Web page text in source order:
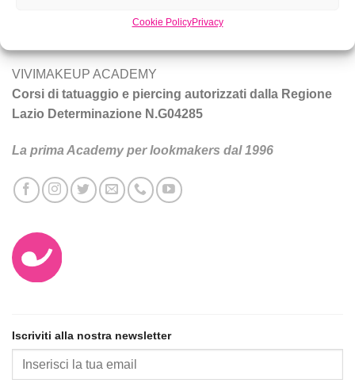
Cookie PolicyPrivacy
Tecniche e prodotti per ottenere un trucco da star.
VIVIMAKEUP ACADEMY
Corsi di tatuaggio e piercing autorizzati dalla Regione
Lazio Determinazione N.G04285
La prima Academy per lookmakers dal 1996
Iscriviti alla nostra newsletter